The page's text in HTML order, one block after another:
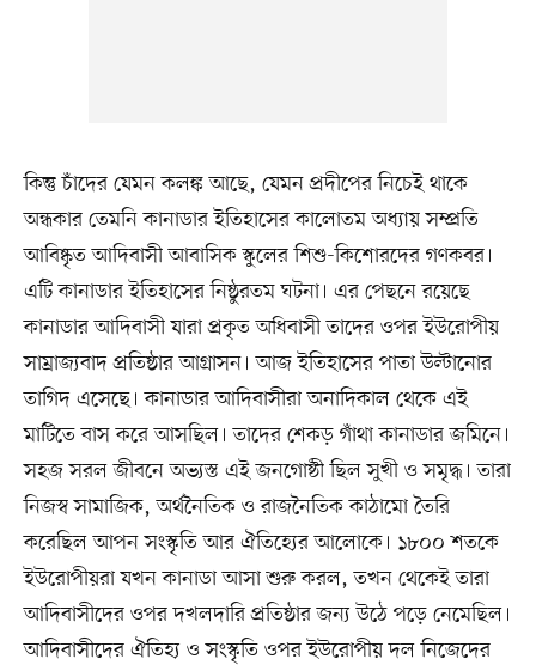
কিন্তু চাঁদের যেমন কলঙ্ক আছে, যেমন প্রদীপের নিচেই থাকে
অন্ধকার তেমনি কানাডার ইতিহাসের কালোতম অধ্যায় সম্প্রতি
আবিষ্কৃত আদিবাসী আবাসিক স্কুলের শিশু-কিশোরদের গণকবর।
এটি কানাডার ইতিহাসের নিষ্ঠুরতম ঘটনা। এর পেছনে রয়েছে
কানাডার আদিবাসী যারা প্রকৃত অধিবাসী তাদের ওপর ইউরোপীয়
সাম্রাজ্যবাদ প্রতিষ্ঠার আগ্রাসন। আজ ইতিহাসের পাতা উল্টানোর
তাগিদ এসেছে। কানাডার আদিবাসীরা অনাদিকাল থেকে এই
মাটিতে বাস করে আসছিল। তাদের শেকড় গাঁথা কানাডার জমিনে।
সহজ সরল জীবনে অভ্যস্ত এই জনগোষ্ঠী ছিল সুখী ও সমৃদ্ধ। তারা
নিজস্ব সামাজিক, অর্থনৈতিক ও রাজনৈতিক কাঠামো তৈরি
করেছিল আপন সংস্কৃতি আর ঐতিহ্যের আলোকে। ১৮০০ শতকে
ইউরোপীয়রা যখন কানাডা আসা শুরু করল, তখন থেকেই তারা
আদিবাসীদের ওপর দখলদারি প্রতিষ্ঠার জন্য উঠে পড়ে নেমেছিল।
আদিবাসীদের ঐতিহ্য ও সংস্কৃতি ওপর ইউরোপীয় দল নিজেদের